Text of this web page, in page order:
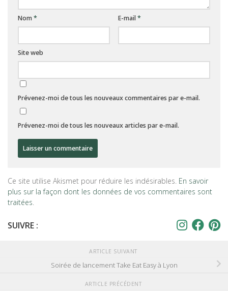
Nom * E-mail*
Site web
Prévenez-moi de tous les nouveaux commentaires par e-mail.
Prévenez-moi de tous les nouveaux articles par e-mail.
Ce site utilise Akismet pour réduire les indésirables. En savoir
plus sur la façon dont les données de vos commentaires sont
traitées.
SUIVRE :
ARTICLE SUIVANT
Soirée de lancement Take Eat Easy à Lyon
ARTICLE PRÉCÉDENT